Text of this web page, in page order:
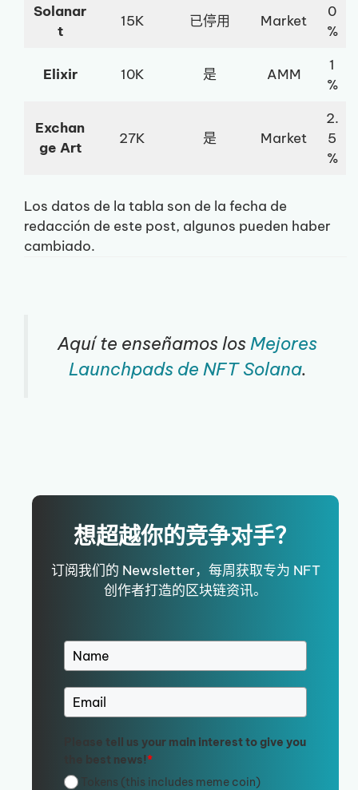
Solanar
t
15K 已停用 Market
0
%
Elixir 10K 是 AMM
1
%
Exchan
ge Art
27K 是 Market
2.
5
%
Los datos de la tabla son de la fecha de
redacción de este post, algunos pueden haber
cambiado.
Aquí te enseñamos los Mejores
Launchpads de NFT Solana.
想超越你的竞争对手？
订阅我们的 Newsletter，每周获取专为 NFT
创作者打造的区块链资讯。
Please tell us your main interest to give you
the best news!*
Tokens (this includes meme coin)